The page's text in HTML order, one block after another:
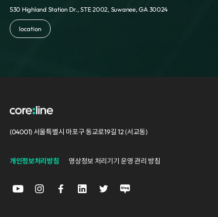
530 Highland Station Dr., STE 2002, Suwanee, GA 30024
location
(04001) 서울특별시 마포구 동교로19길 12 (서교동)
개인정보처리방침 영상정보 처리기기 운영 관리 방침